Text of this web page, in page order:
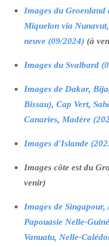
Images du Groenland
Miquelon via
neuve (09/2024) (à
Images du Svalbard
Images de Dakar,
Bissau), Cap Vert,
Canaries, Madère
Images d'Islande
Images côte est du
venir)
Images de Singapour,
Papouasie Nelle-
Vanuatu, Nelle-